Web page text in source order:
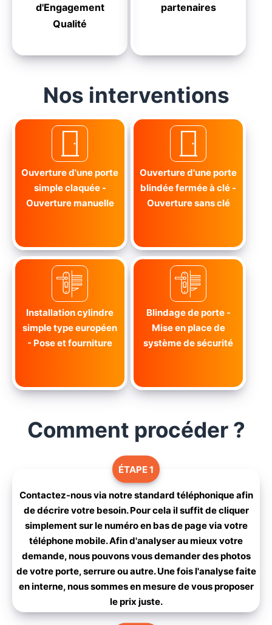
d'Engagement
Qualité
partenaires
Nos interventions
Ouverture d'une porte
simple claquée -
Ouverture manuelle
Ouverture d'une porte
blindée fermée à clé -
Ouverture sans clé
Installation cylindre
simple type européen
- Pose et fourniture
Blindage de porte -
Mise en place de
système de sécurité
Comment procéder ?
ÉTAPE 1
Contactez-nous via notre standard téléphonique afin
de décrire votre besoin. Pour cela il suffit de cliquer
simplement sur le numéro en bas de page via votre
téléphone mobile. Afin d'analyser au mieux votre
demande, nous pouvons vous demander des photos
de votre porte, serrure ou autre. Une fois l'analyse faite
en interne, nous sommes en mesure de vous proposer
le prix juste.